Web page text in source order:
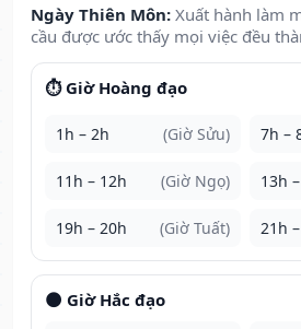
Ngày Thiên Môn: Xuất hành làm
cầu được ước thấy mọi việc đều
⏱️ Giờ Hoàng đạo
1h – 2h (Giờ Sửu) 7h –
11h – 12h (Giờ Ngọ) 13h
19h – 20h (Giờ Tuất) 21h
🌑 Giờ Hắc đạo